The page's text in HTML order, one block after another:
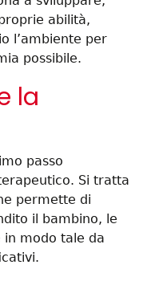
abilità,
l’ambiente per
possibile.
la
passo
Si tratta
permette di
il bambino, le
in modo tale da